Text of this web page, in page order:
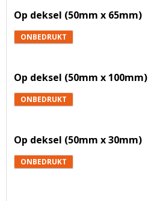
Op deksel (50mm x 65mm)
ONBEDRUKT
Op deksel (50mm x 100mm)
ONBEDRUKT
Op deksel (50mm x 30mm)
ONBEDRUKT